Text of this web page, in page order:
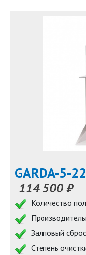
GARDA-5-
114 500 ₽
Количество
Залповый
Степень